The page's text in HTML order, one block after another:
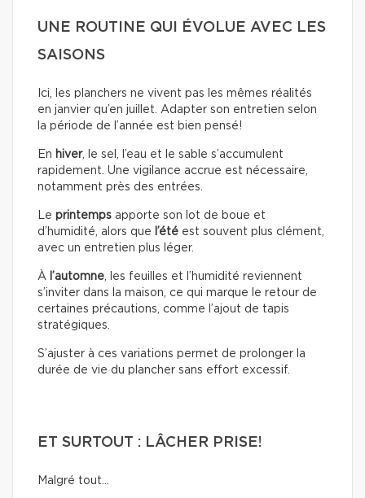
UNE ROUTINE QUI ÉVOLUE AVEC LES
SAISONS
Ici, les planchers ne vivent pas les mêmes réalités
en janvier qu’en juillet. Adapter son entretien selon
la période de l’année est bien pensé!
En hiver, le sel, l’eau et le sable s’accumulent
rapidement. Une vigilance accrue est nécessaire,
notamment près des entrées.
Le printemps apporte son lot de boue et
d’humidité, alors que l’été est souvent plus clément,
avec un entretien plus léger.
À l’automne , les feuilles et l’humidité reviennent
s’inviter dans la maison, ce qui marque le retour de
certaines précautions, comme l’ajout de tapis
stratégiques.
S’ajuster à ces variations permet de prolonger la
durée de vie du plancher sans effort excessif.
ET SURTOUT : LÂCHER PRISE!
Malgré tout…